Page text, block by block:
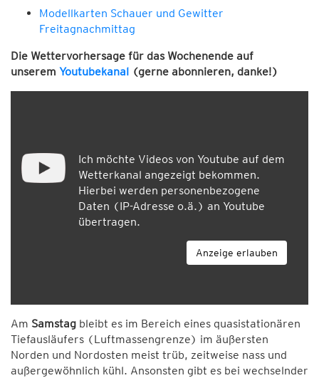
Modellkarten Schauer und Gewitter
Freitagnachmittag
Die Wettervorhersage für das Wochenende auf
unserem Youtubekanal (gerne abonnieren, danke!)
Ich möchte Videos von Youtube auf dem
Wetterkanal angezeigt bekommen.
Hierbei werden personenbezogene
Daten (IP-Adresse o.ä.) an Youtube
übertragen.
Anzeige erlauben
Am Samstag bleibt es im Bereich eines quasistationären
Tiefausläufers (Luftmassengrenze) im äußersten
Norden und Nordosten meist trüb, zeitweise nass und
außergewöhnlich kühl. Ansonsten gibt es bei wechselnder